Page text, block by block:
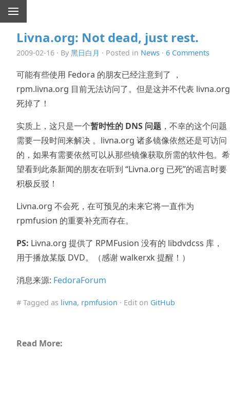
Livna.org: Not dead, just rest.
2009-02-16 · By 黑日白月 · Posted in News · 6 Comments
可能有些使用 Fedora 的朋友已经注意到了 ，
rpm.livna.org 目前无法访问了。但是这并不代表 livna.org
死掉了！
实质上，这只是一个暂时性的 DNS 问题 ，不幸的这个问题
需要一段时间来解决 。livna.org 诸多镜像依然还是可访问
的，如果有需要依然可以从那些镜像获取所需的软件包。希
望看到此条新闻的朋友在听到 “Livna.org 已死”的谣言时要
积极反驳！
Livna.org 不会死，在可预见的未来它将一直作为
rpmfusion 的重要补充而存在。
PS: Livna.org 提供了 RPMFusion 没有的 libdvdcss 库，
用于播放某版 DVD。（感谢 walkerxk 提醒！）
消息来源: FedoraForum
# Tagged as livna, rpmfusion · Edit on GitHub
Read More: